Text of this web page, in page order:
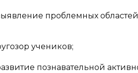
проблемных
учеников;
познавательной